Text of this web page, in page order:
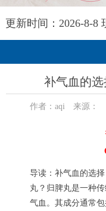
更新时间：2026-8-8
所-西
补气血的
作者：aqi 来源：
导读：补气血的选
丸？归脾丸是一种
气血。其成分通常